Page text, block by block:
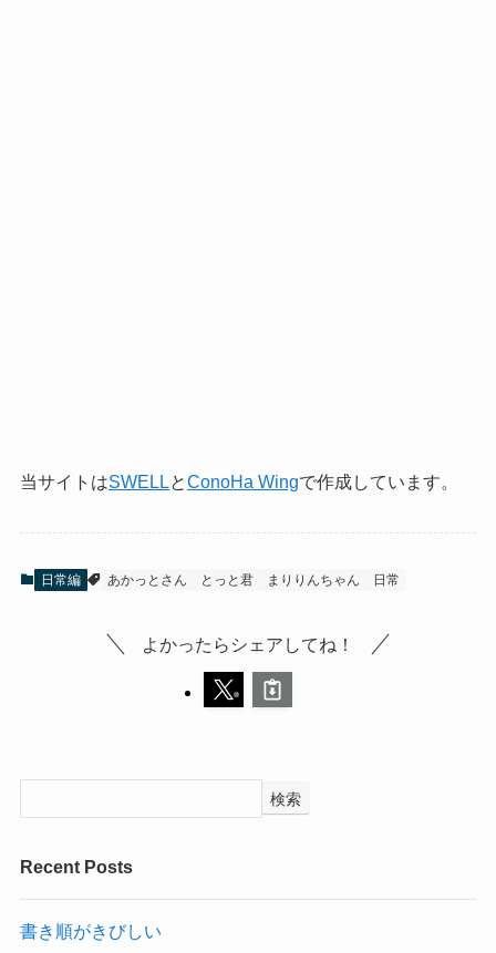
当サイトはSWELLとConoHa Wingで作成しています。
日常編 あかっとさん とっと君 まりりんちゃん 日常
よかったらシェアしてね！
検索
Recent Posts
書き順がきびしい